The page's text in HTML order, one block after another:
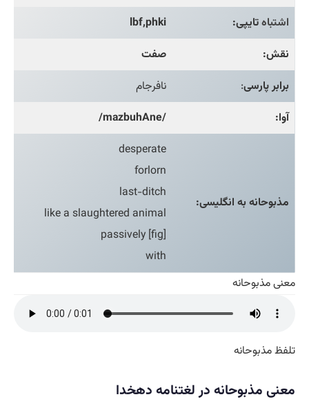
اشتباهتایپی:
lbf,phki
نقش:
صفت
برابر پارسی:
نافرجام
آوا:
/mazbuhAne/
مذبوحانه به انگلیسی:
desperate
forlorn
last-ditch
like a slaughtered animal
[fig] passively
with
معنی مذبوحانه
تلفظ مذبوحانه
معنی مذبوحانه در لغتنامه دهخدا